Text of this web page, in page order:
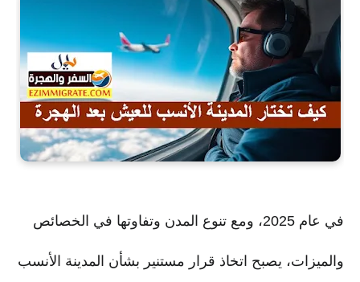
في عام 2025، ومع تنوع المدن وتفاوتها في الخصائص
والميزات، يصبح اتخاذ قرار مستنير بشأن المدينة الأنسب